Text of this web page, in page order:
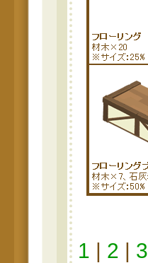
1 | 2 | 3